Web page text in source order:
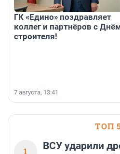
ГК «Едино» поздравляет
коллег и партнёров с
строителя!
7 августа, 13:41
ТОП
1
ВСУ ударили